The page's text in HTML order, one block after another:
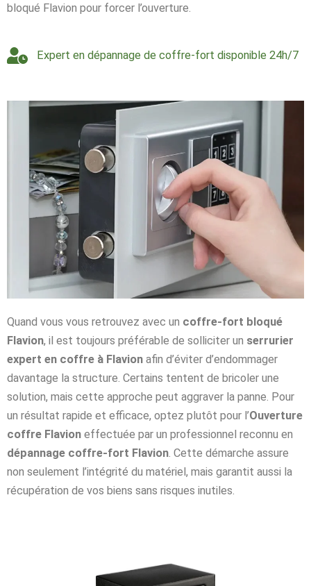
bloqué Flavion pour forcer l’ouverture.
Expert en dépannage de coffre-fort disponible 24h/7
Quand vous vous retrouvez avec un coffre-fort bloqué
Flavion, il est toujours préférable de solliciter un serrurier
expert en coffre à Flavion afin d’éviter d’endommager
davantage la structure. Certains tentent de bricoler une
solution, mais cette approche peut aggraver la panne. Pour
un résultat rapide et efficace, optez plutôt pour l’Ouverture
coffre Flavion effectuée par un professionnel reconnu en
dépannage coffre-fort Flavion. Cette démarche assure
non seulement l’intégrité du matériel, mais garantit aussi la
récupération de vos biens sans risques inutiles.